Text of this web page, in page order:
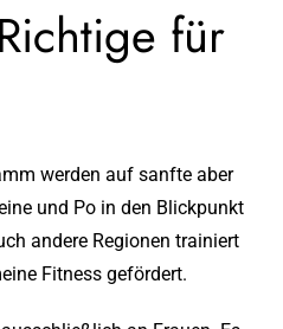
für
werden auf sanfte aber
und Po in den Blickpunkt
andere Regionen trainiert
Fitness gefördert.